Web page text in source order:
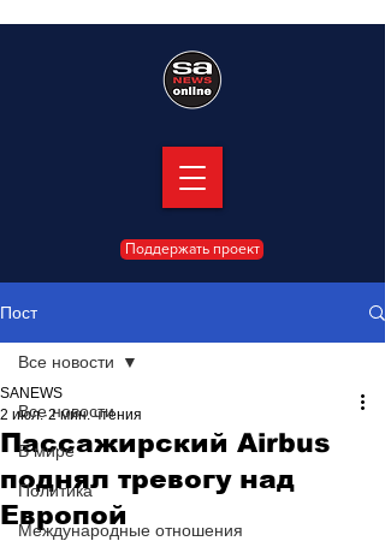
Поддержать проект
Пост
Все новости
В мире
Политика
Международные отношения
Все новости
Пассажирский Airbus
поднял тревогу над
Европой
SANEWS
2 июл. 2 мин. чтения